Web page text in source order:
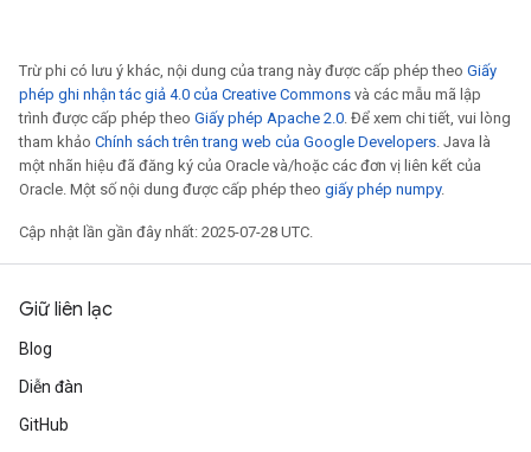
Trừ phi có lưu ý khác, nội dung của trang này được cấp phép theo Giấy
phép ghi nhận tác giả 4.0 của Creative Commons và các mẫu mã lập
trình được cấp phép theo Giấy phép Apache 2.0. Để xem chi tiết, vui lòng
tham khảo Chính sách trên trang web của Google Developers. Java là
một nhãn hiệu đã đăng ký của Oracle và/hoặc các đơn vị liên kết của
Oracle. Một số nội dung được cấp phép theo giấy phép numpy.
Cập nhật lần gần đây nhất: 2025-07-28 UTC.
Giữ liên lạc
Blog
Diễn đàn
GitHub